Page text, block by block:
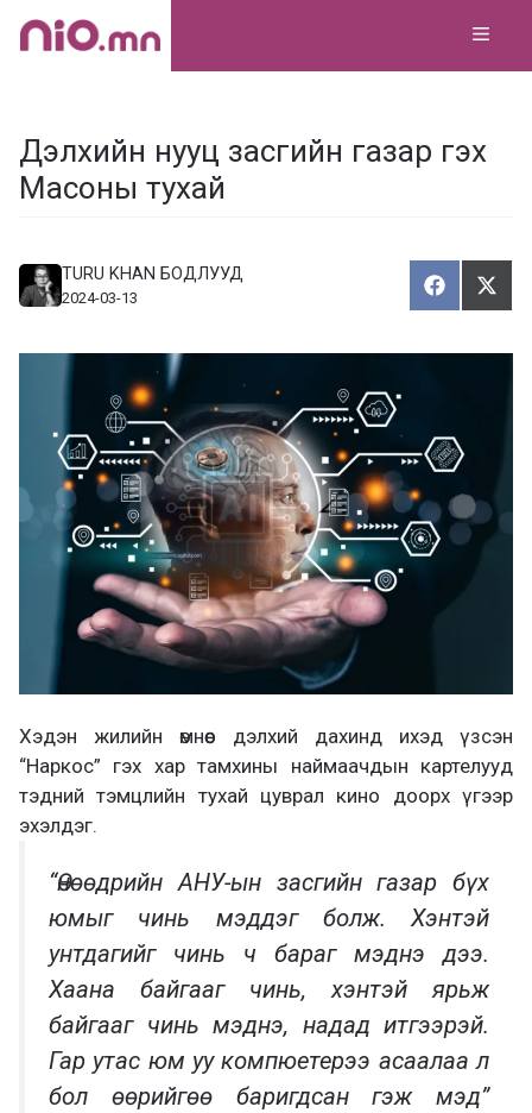
Skip
Дэлхийн нууц засгийн газар гэх
Масоны тухай
TURU KHAN БОДЛУУД
2024-03-13
Х
у
а
а
х
Т
ү
э
Хэдэн жилийн өмнөөс дэлхий дахинд ихэд үзсэн
“Наркос” гэх хар тамхины наймаачдын картелууд
тэдний тэмцлийн тухай цуврал кино доорх үгээр
эхэлдэг.
“Өнөөдрийн АНУ-ын засгийн газар бүх
юмыг чинь мэддэг болж. Хэнтэй
унтдагийг чинь ч бараг мэднэ дээ.
Хаана байгааг чинь, хэнтэй ярьж
байгааг чинь мэднэ, надад итгээрэй.
Гар утас юм уу компюетерээ асаалаа л
бол өөрийгөө баригдсан гэж мэд”